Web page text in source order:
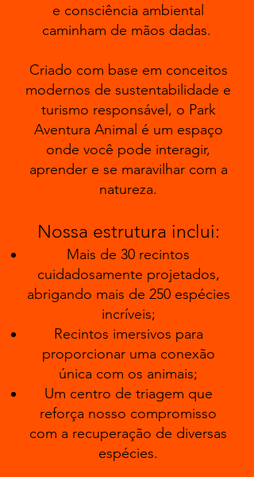
e consciência ambiental
caminham de mãos dadas.
Criado com base em conceitos
modernos de sustentabilidade e
turismo responsável, o Park
Aventura Animal é um espaço
onde você pode interagir,
aprender e se maravilhar com a
natureza.
Nossa estrutura inclui:
Mais de 30 recintos
cuidadosamente projetados,
abrigando mais de 250 espécies
incríveis;
Recintos imersivos para
proporcionar uma conexão
única com os animais;
Um centro de triagem que
reforça nosso compromisso
com a recuperação de diversas
espécies.